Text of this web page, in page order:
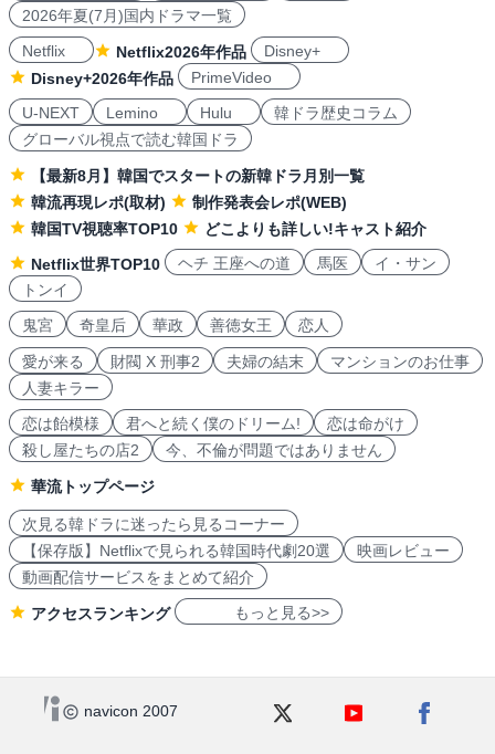
2026年夏(7月)国内ドラマ一覧
Netflix
Netflix2026年作品
Disney+
Disney+2026年作品
PrimeVideo
U-NEXT
Lemino Hulu
韓ドラ歴史コラム
グローバル視点で読む韓国ドラ
【最新8月】韓国でスタートの新韓ドラ月別一覧
韓流再現レポ(取材)
制作発表会レポ(WEB)
韓国TV視聴率TOP10
どこよりも詳しい!キャスト紹介
Netflix世界TOP10
ヘチ 王座への道 馬医
イ・サン
トンイ
鬼宮
奇皇后 華政 善徳女王 恋人
愛が来る 財閥 X 刑事2 夫婦の結末
マンションのお仕事
人妻キラー
恋は飴模様
君へと続く僕のドリーム!
恋は命がけ
殺し屋たちの店2
今、不倫が問題ではありません
華流トップページ
次見る韓ドラに迷ったら見るコーナー
【保存版】Netflixで見られる韓国時代劇20選
映画レビュー
動画配信サービスをまとめて紹介
アクセスランキング もっと見る>>
navicon 2007